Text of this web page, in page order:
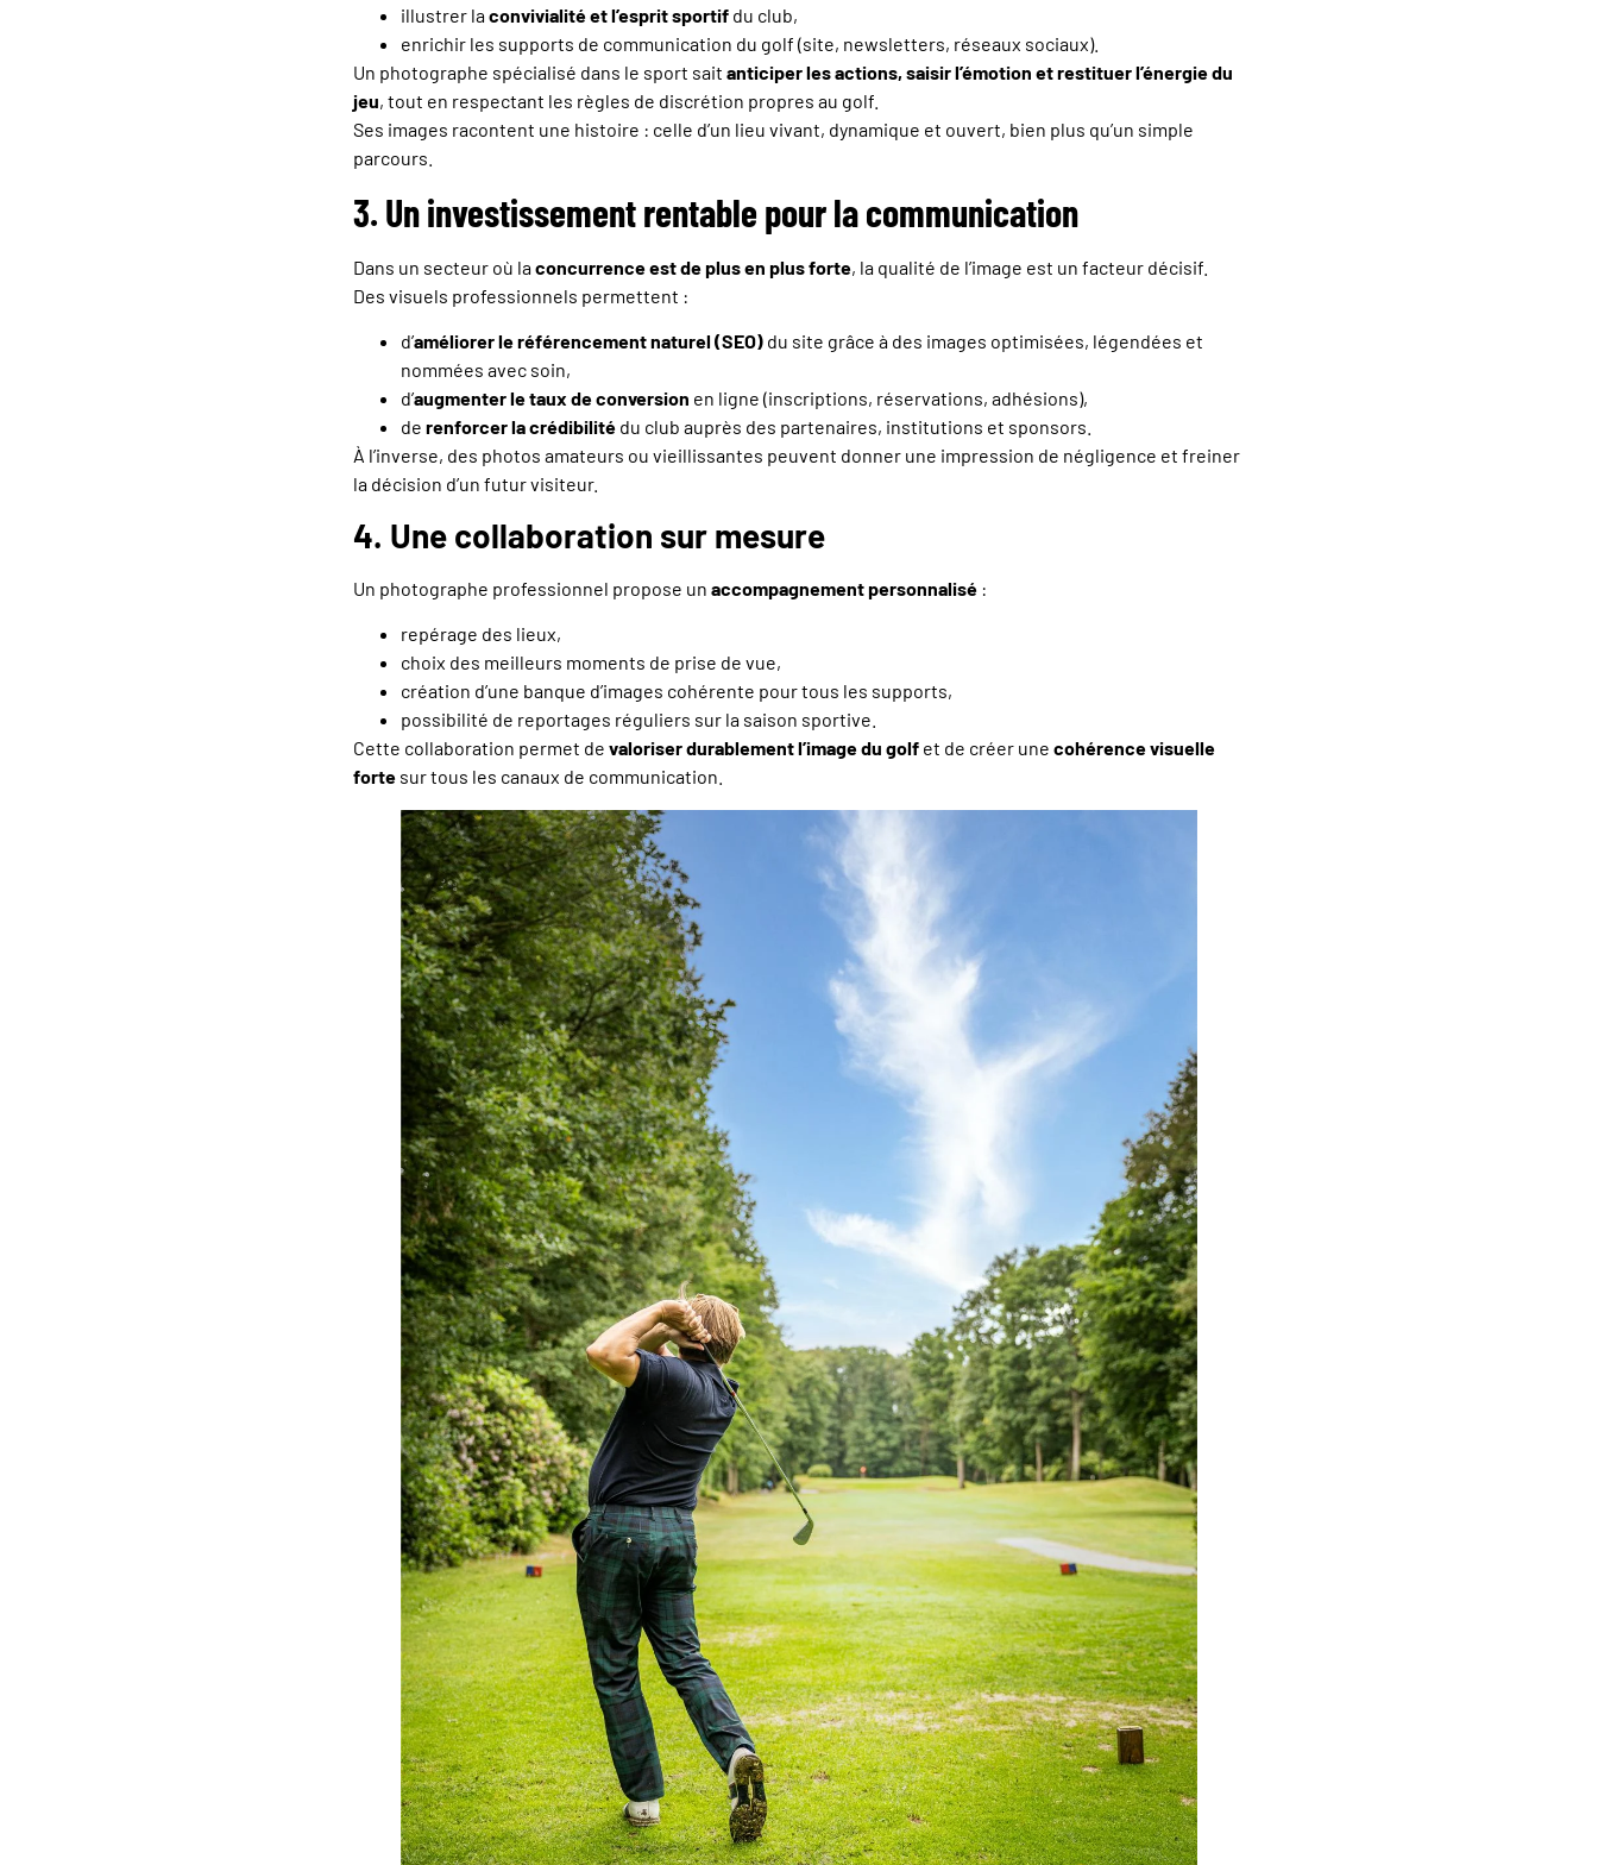
illustrer laconvivialité et l’esprit sportif du club,
enrichir les supports de communication du golf (site, newsletters, réseaux sociaux).
Un photographe spécialisé dans le sport sait anticiper les actions, saisir l’émotion et restituer l’énergie du
jeu, tout en respectant les règles de discrétion propres au golf.
Ses images racontent une histoire : celle d’un lieu vivant, dynamique et ouvert, bien plus qu’un simple
parcours.
3. Un investissement rentable pour la communication
Dans un secteur où laconcurrence est de plus en plus forte, la qualité de l’image est un facteur décisif.
Des visuels professionnels permettent :
d’améliorer le référencement naturel (SEO) du site grâce à des images optimisées, légendées et
nommées avec soin,
d’augmenter le taux de conversion en ligne (inscriptions, réservations, adhésions),
de renforcer la crédibilité du club auprès des partenaires, institutions et sponsors.
À l’inverse, des photos amateurs ou vieillissantes peuvent donner une impression de négligence et freiner
la décision d’un futur visiteur.
4. Une collaboration sur mesure
Un photographe professionnel propose un accompagnement personnalisé :
repérage des lieux,
choix des meilleurs moments de prise de vue,
création d’une banque d’images cohérente pour tous les supports,
possibilité de reportages réguliers sur la saison sportive.
Cette collaboration permet de valoriser durablement l’image du golf et de créer une cohérence visuelle
forte sur tous les canaux de communication.